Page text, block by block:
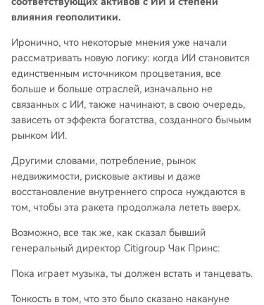
влияния геополитики.
Иронично, что некоторые мнения уже начали
рассматривать новую логику: когда ИИ становится
единственным источником процветания, все
больше и больше отраслей, изначально не
связанных с ИИ, также начинают, в свою очередь,
зависеть от эффекта богатства, созданного бычьим
рынком ИИ.
Другими словами, потребление, рынок
недвижимости, рисковые активы и даже
восстановление внутреннего спроса нуждаются в
том, чтобы эта ракета продолжала лететь вверх.
Возможно, все так же, как сказал бывший
генеральный директор Citigroup Чак Принс:
Пока играет музыка, ты должен встать и танцевать.
Тонкость в том, что это было сказано накануне